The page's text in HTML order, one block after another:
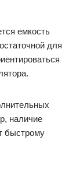
емкость
для
наличие
быстрому